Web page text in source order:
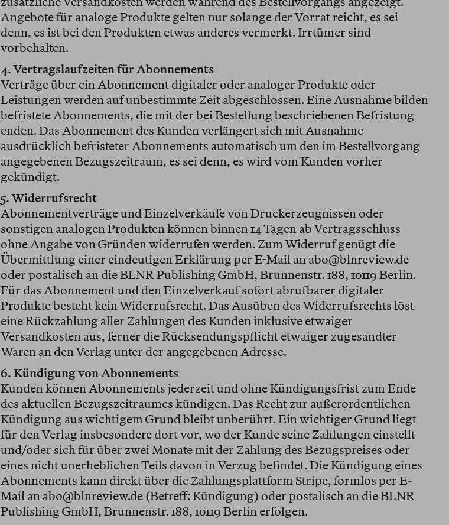
Angebote für analoge Produkte gelten nur solange der Vorrat reicht, es sei
denn, es ist bei den Produkten etwas anderes vermerkt. Irrtümer sind
vorbehalten.
4. Vertragslaufzeiten für Abonnements
Verträge über ein Abonnement digitaler oder analoger Produkte oder
Leistungen werden auf unbestimmte Zeit abgeschlossen. Eine Ausnahme bilden
befristete Abonnements, die mit der bei Bestellung beschriebenen Befristung
enden. Das Abonnement des Kunden verlängert sich mit Ausnahme
ausdrücklich befristeter Abonnements automatisch um den im Bestellvorgang
angegebenen Bezugszeitraum, es sei denn, es wird vom Kunden vorher
gekündigt.
5. Widerrufsrecht
Abonnementverträge und Einzelverkäufe von Druckerzeugnissen oder
sonstigen analogen Produkten können binnen 14 Tagen ab Vertragsschluss
ohne Angabe von Gründen widerrufen werden. Zum Widerruf genügt die
Übermittlung einer eindeutigen Erklärung per E-Mail an abo@blnreview.de
oder postalisch an die BLNR Publishing GmbH, Brunnenstr. 188, 10119 Berlin.
Für das Abonnement und den Einzelverkauf sofort abrufbarer digitaler
Produkte besteht kein Widerrufsrecht. Das Ausüben des Widerrufsrechts löst
eine Rückzahlung aller Zahlungen des Kunden inklusive etwaiger
Versandkosten aus, ferner die Rücksendungspflicht etwaiger zugesandter
Waren an den Verlag unter der angegebenen Adresse.
6. Kündigung von Abonnements
Kunden können Abonnements jederzeit und ohne Kündigungsfrist zum Ende
des aktuellen Bezugszeitraumes kündigen. Das Recht zur außerordentlichen
Kündigung aus wichtigem Grund bleibt unberührt. Ein wichtiger Grund liegt
für den Verlag insbesondere dort vor, wo der Kunde seine Zahlungen einstellt
und/oder sich für über zwei Monate mit der Zahlung des Bezugspreises oder
eines nicht unerheblichen Teils davon in Verzug befindet. Die Kündigung eines
Abonnements kann direkt über die Zahlungsplattform Stripe, formlos per E-
Mail an abo@blnreview.de (Betreff: Kündigung) oder postalisch an die BLNR
Publishing GmbH, Brunnenstr. 188, 10119 Berlin erfolgen.